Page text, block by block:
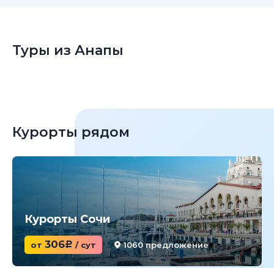
Туры из Анапы
Курорты рядом
Курорты Сочи
от 306c / сут 1060 предложение